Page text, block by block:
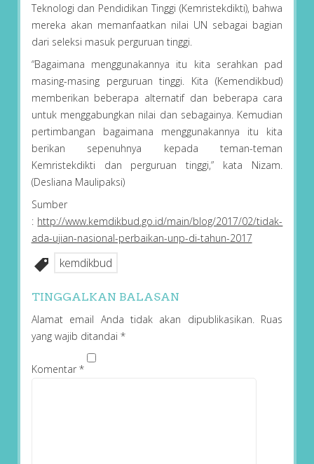
Teknologi dan Pendidikan Tinggi (Kemristekdikti), bahwa
mereka akan memanfaatkan nilai UN sebagai bagian
dari seleksi masuk perguruan tinggi.
“Bagaimana menggunakannya itu kita serahkan pad
masing-masing perguruan tinggi. Kita (Kemendikbud)
memberikan beberapa alternatif dan beberapa cara
untuk menggabungkan nilai dan sebagainya. Kemudian
pertimbangan bagaimana menggunakannya itu kita
berikan sepenuhnya kepada teman-teman
Kemristekdikti dan perguruan tinggi,” kata Nizam.
(Desliana Maulipaksi)
Sumber
: http://www.kemdikbud.go.id/main/blog/2017/02/tidak-
ada-ujian-nasional-perbaikan-unp-di-tahun-2017
kemdikbud
TINGGALKAN BALASAN
Alamat email Anda tidak akan dipublikasikan.
Ruas
yang wajib ditandai *
Komentar *